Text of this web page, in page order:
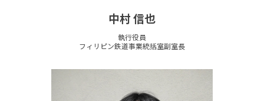
中村 信也
執行役員
フィリピン鉄道事業統括室副室長